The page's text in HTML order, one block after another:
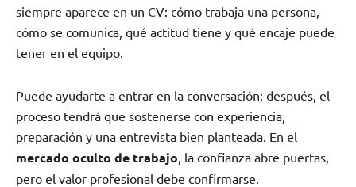
siempre aparece en un CV: cómo trabaja una persona,
cómo se comunica, qué actitud tiene y qué encaje puede
tener en el equipo.
Puede ayudarte a entrar en la conversación; después, el
proceso tendrá que sostenerse con experiencia,
preparación y una entrevista bien planteada. En el
mercado oculto de trabajo , la confianza abre puertas,
pero el valor profesional debe confirmarse.